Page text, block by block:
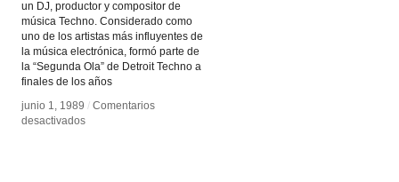
un DJ, productor y compositor de
música Techno. Considerado como
uno de los artistas más influyentes de
la música electrónica, formó parte de
la “Segunda Ola” de Detroit Techno a
finales de los años
junio 1, 1989 / Comentarios
desactivadosen
junio 1, 1989 / Comentarios
desactivadosen